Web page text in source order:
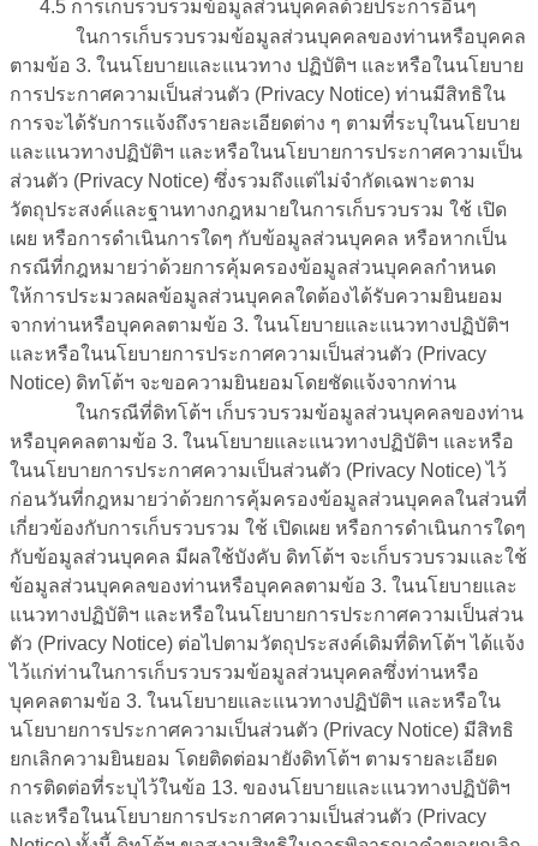
4.5 การเก็บรวบรวมข้อมูลส่วนบุคคลด้วยประการอื่นๆ
ในการเก็บรวบรวมข้อมูลส่วนบุคคลของท่านหรือบุคคล
ตามข้อ 3. ในนโยบายและแนวทาง ปฏิบัติฯ และหรือในนโยบาย
การประกาศความเป็นส่วนตัว (Privacy Notice) ท่านมีสิทธิใน
การจะได้รับการแจ้งถึงรายละเอียดต่าง ๆ ตามที่ระบุในนโยบาย
และแนวทางปฏิบัติฯ และหรือในนโยบายการประกาศความเป็น
ส่วนตัว (Privacy Notice) ซึ่งรวมถึงแต่ไม่จำกัดเฉพาะตาม
วัตถุประสงค์และฐานทางกฎหมายในการเก็บรวบรวม ใช้ เปิด
เผย หรือการดำเนินการใดๆ กับข้อมูลส่วนบุคคล หรือหากเป็น
กรณีที่กฎหมายว่าด้วยการคุ้มครองข้อมูลส่วนบุคคลกำหนด
ให้การประมวลผลข้อมูลส่วนบุคคลใดต้องได้รับความยินยอม
จากท่านหรือบุคคลตามข้อ 3. ในนโยบายและแนวทางปฏิบัติฯ
และหรือในนโยบายการประกาศความเป็นส่วนตัว (Privacy
Notice) ดิทโต้ฯ จะขอความยินยอมโดยชัดแจ้งจากท่าน
ในกรณีที่ดิทโต้ฯ เก็บรวบรวมข้อมูลส่วนบุคคลของท่าน
หรือบุคคลตามข้อ 3. ในนโยบายและแนวทางปฏิบัติฯ และหรือ
ในนโยบายการประกาศความเป็นส่วนตัว (Privacy Notice) ไว้
ก่อนวันที่กฎหมายว่าด้วยการคุ้มครองข้อมูลส่วนบุคคลในส่วนที่
เกี่ยวข้องกับการเก็บรวบรวม ใช้ เปิดเผย หรือการดำเนินการใดๆ
กับข้อมูลส่วนบุคคล มีผลใช้บังคับ ดิทโต้ฯ จะเก็บรวบรวมและใช้
ข้อมูลส่วนบุคคลของท่านหรือบุคคลตามข้อ 3. ในนโยบายและ
แนวทางปฏิบัติฯ และหรือในนโยบายการประกาศความเป็นส่วน
ตัว (Privacy Notice) ต่อไปตามวัตถุประสงค์เดิมที่ดิทโต้ฯ ได้แจ้ง
ไว้แก่ท่านในการเก็บรวบรวมข้อมูลส่วนบุคคลซึ่งท่านหรือ
บุคคลตามข้อ 3. ในนโยบายและแนวทางปฏิบัติฯ และหรือใน
นโยบายการประกาศความเป็นส่วนตัว (Privacy Notice) มีสิทธิ
ยกเลิกความยินยอม โดยติดต่อมายังดิทโต้ฯ ตามรายละเอียด
การติดต่อที่ระบุไว้ในข้อ 13. ของนโยบายและแนวทางปฏิบัติฯ
และหรือในนโยบายการประกาศความเป็นส่วนตัว (Privacy